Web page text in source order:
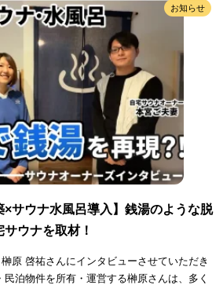
お知らせ
×サウナ水風呂導入】銭湯のような脱
ウナを取材！
原 啓祐さんにインタビューさせていただき
民泊物件を所有・運営する榊原さんは、多く